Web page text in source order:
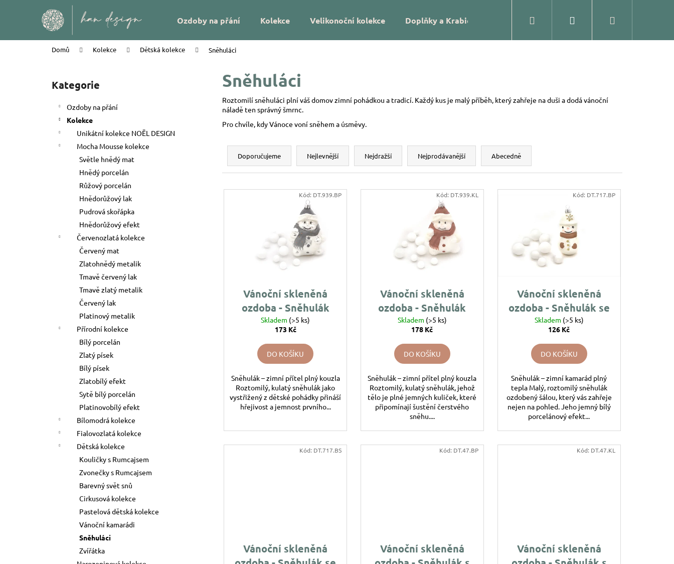
Ozdoby na přání Kolekce Velikonoční kolekce Doplňky a Krabičky Prodejna Kontakty Blog
Přihlášení
Domů Kolekce Dětská kolekce Sněhuláci
Přeskočit
kategorie
Kategorie
Ozdoby na přání
Kolekce
Unikátní kolekce NOËL DESIGN
Mocha Mousse kolekce
Světle hnědý mat
Hnědý porcelán
Růžový porcelán
Hnědorůžový lak
Pudrová skořápka
Hnědorůžový efekt
Červenozlatá kolekce
Červený mat
Zlatohnědý metalik
Tmavě červený lak
Tmavě zlatý metalik
Červený lak
Platinový metalik
Přírodní kolekce
Bílý porcelán
Zlatý písek
Bílý písek
Zlatobílý efekt
Sytě bílý porcelán
Platinovobílý efekt
Bílomodrá kolekce
Fialovozlatá kolekce
Dětská kolekce
Kouličky s Rumcajsem
Zvonečky s Rumcajsem
Barevný svět snů
Cirkusová kolekce
Pastelová dětská kolekce
Vánoční kamarádi
Sněhuláci
Zvířátka
Sněhuláci
Roztomilí sněhuláci plní váš domov zimní pohádkou a tradicí. Každý kus je malý příběh, který zahřeje na duši a dodá vánoční
náladě ten správný šmrnc.
Pro chvíle, kdy Vánoce voní sněhem a úsměvy.
Ř
z
Doporučujeme Nejlevnější Nejdražší Nejprodávanější Abecedně
V
Vánoční skleněná
ozdoba - Sněhulák
buclatý
Skladem (>5 ks)
173 Kč
DO KOŠÍKU
Sněhulák – zimní přítel plný kouzla
Roztomilý, kulatý sněhulák jako
vystřižený z dětské pohádky přináší
hřejivost a jemnost prvního...
Kód: DT.939.BP
Vánoční skleněná
ozdoba - Sněhulák
buclatý plněný
kuličkami
Skladem (>5 ks)
178 Kč
DO KOŠÍKU
Sněhulák – zimní přítel plný kouzla
Roztomilý, kulatý sněhulák, jehož
tělo je plné jemných kuliček, které
připomínají šustění čerstvého
sněhu....
Kód: DT.939.KL
Vánoční skleněná
ozdoba - Sněhulák se
šálou
Skladem (>5 ks)
126 Kč
DO KOŠÍKU
Sněhulák – zimní kamarád plný
tepla Malý, roztomilý sněhulák
ozdobený šálou, který vás zahřeje
nejen na pohled. Jeho jemný bílý
porcelánový efekt...
Kód: DT.717.BP
Vánoční skleněná
Kód: DT.717.BS
Vánoční skleněná
Kód: DT.47.BP
Vánoční skleněná
Kód: DT.47.KL
í
Zpět
Zpět
Co potřebujete najít?
Doporučujeme
PEŘÍČKA NA SKŘIPCI HAN DESIGN DÁREK NA MÍRU – VÁNOČNÍ SKLENĚNÁ
OZDOBA SE JMÉNEM – HVĚZDIČKY
VÁNOČNÍ SKLENĚNÁ OZDOBA – KOULE
UKRYTÉ LÍSTKY